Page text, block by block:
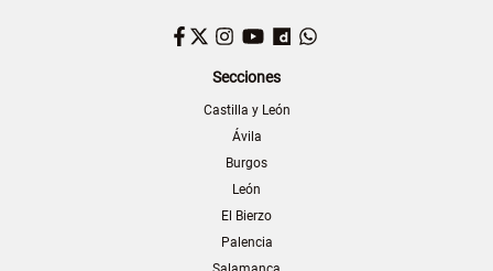
Facebook
TwitterInstagram
YouTubeDailymotion
Secciones
Castilla y León
Ávila
Burgos
León
El Bierzo
Palencia